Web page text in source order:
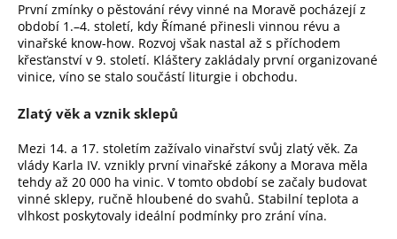
První zmínky o pěstování révy vinné na Moravě pocházejí z
období 1.–4. století, kdy Římané přinesli vinnou révu a
vinařské know-how. Rozvoj však nastal až s příchodem
křesťanství v 9. století. Kláštery zakládaly první organizované
vinice, víno se stalo součástí liturgie i obchodu.
Zlatý věk a vznik sklepů
Mezi 14. a 17. stoletím zažívalo vinařství svůj zlatý věk. Za
vlády Karla IV. vznikly první vinařské zákony a Morava měla
tehdy až 20 000 ha vinic. V tomto období se začaly budovat
vinné sklepy, ručně hloubené do svahů. Stabilní teplota a
vlhkost poskytovaly ideální podmínky pro zrání vína.
j
e
t
e
n
j
í
t
?